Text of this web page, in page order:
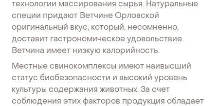
технологии массирования сырья. Натуральные
специи придают Ветчине Орловской
оригинальный вкус, который, несомненно,
доставит гастрономическое удовольствие.
Ветчина имеет низкую калорийность.
Местные свинокомплексы имеют наивысший
статус биобезопасности и высокий уровень
культуры содержания животных. За счет
соблюдения этих факторов продукция обладает